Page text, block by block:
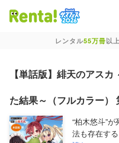
レンタル55万冊以
【単話版】緋天のアス
た結果～（フルカラー）
“柏木悠斗”
法も存在す